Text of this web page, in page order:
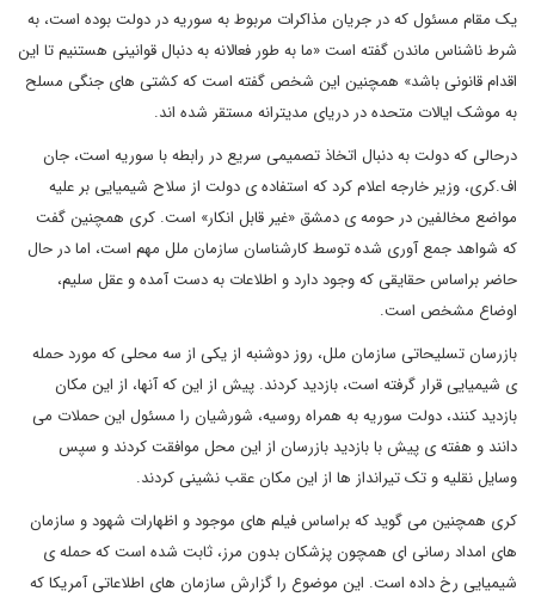
یک مقام مسئول که در جریان مذاکرات مربوط به سوریه در دولت بوده است، به
شرط ناشناس ماندن گفته است «ما به طور فعالانه به دنبال قوانینی هستنیم تا این
اقدام قانونی باشد» همچنین این شخص گفته است که کشتی های جنگی مسلح
به موشک ایالات متحده در دریای مدیترانه مستقر شده اند.
درحالی که دولت به دنبال اتخاذ تصمیمی سریع در رابطه با سوریه است، جان
اف.کری، وزیر خارجه اعلام کرد که استفاده ی دولت از سلاح شیمیایی بر علیه
مواضع مخالفین در حومه ی دمشق «غیر قابل انکار» است. کری همچنین گفت
که شواهد جمع آوری شده توسط کارشناسان سازمان ملل مهم است، اما در حال
حاضر براساس حقایقی که وجود دارد و اطلاعات به دست آمده و عقل سلیم،
اوضاع مشخص است.
بازرسان تسلیحاتی سازمان ملل، روز دوشنبه از یکی از سه محلی که مورد حمله
ی شیمیایی قرار گرفته است، بازدید کردند. پیش از این که آنها، از این مکان
بازدید کنند، دولت سوریه به همراه روسیه، شورشیان را مسئول این حملات می
دانند و هفته ی پیش با بازدید بازرسان از این محل موافقت کردند و سپس
وسایل نقلیه و تک تیرانداز ها از این مکان عقب نشینی کردند.
کری همچنین می گوید که براساس فیلم های موجود و اظهارات شهود و سازمان
های امداد رسانی ای همچون پزشکان بدون مرز، ثابت شده است که حمله ی
شیمیایی رخ داده است. این موضوع را گزارش سازمان های اطلاعاتی آمریکا که